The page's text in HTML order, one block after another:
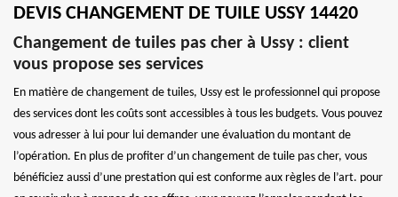
DEVIS CHANGEMENT DE TUILE USSY 14420
Changement de tuiles pas cher à Ussy : client
vous propose ses services
En matière de changement de tuiles, Ussy est le professionnel qui propose
des services dont les coûts sont accessibles à tous les budgets. Vous pouvez
vous adresser à lui pour lui demander une évaluation du montant de
l’opération. En plus de profiter d’un changement de tuile pas cher, vous
bénéficiez aussi d’une prestation qui est conforme aux règles de l’art. pour